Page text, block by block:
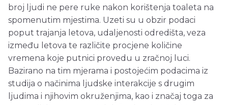
broj ljudi ne pere ruke nakon korištenja toaleta na
spomenutim mjestima. Uzeti su u obzir podaci
poput trajanja letova, udaljenosti odredišta, veza
između letova te različite procjene količine
vremena koje putnici provedu u zračnoj luci.
Bazirano na tim mjerama i postojećim podacima iz
studija o načinima ljudske interakcije s drugim
ljudima i njihovim okruženjima, kao i značaj toga za